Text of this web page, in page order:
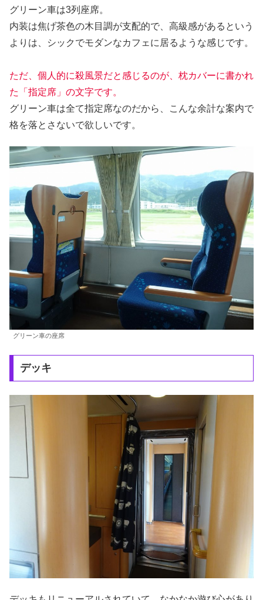
グリーン車は3列座席。
内装は焦げ茶色の木目調が支配的で、高級感があるという
よりは、シックでモダンなカフェに居るような感じです。
ただ、個人的に殺風景だと感じるのが、枕カバーに書かれ
た「指定席」の文字です。
グリーン車は全て指定席なのだから、こんな余計な案内で
格を落とさないで欲しいです。
グリーン車の座席
デッキ